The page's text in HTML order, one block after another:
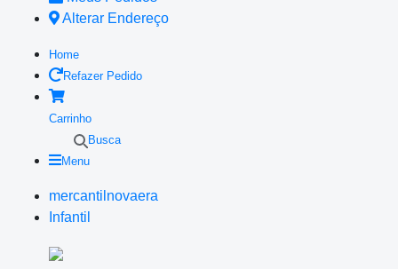
Alterar Endereço
Home
Refazer Pedido
Carrinho
Busca
Menu
mercantilnovaera
Infantil